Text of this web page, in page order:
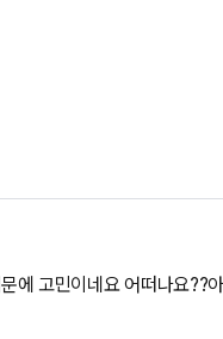
에 고민이네요 어떠나요??